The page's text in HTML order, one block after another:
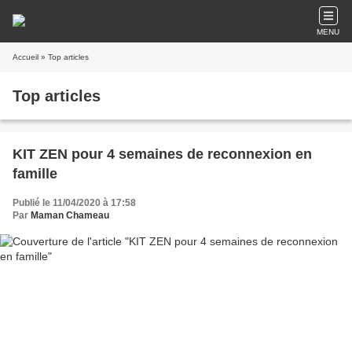
MENU
Accueil » Top articles
Top articles
KIT ZEN pour 4 semaines de reconnexion en
famille
Publié le 11/04/2020 à 17:58
Par Maman Chameau